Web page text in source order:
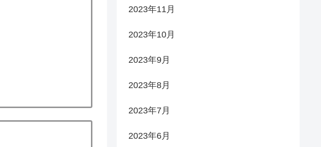
2023年11月
2023年10月
2023年9月
2023年8月
2023年7月
2023年6月